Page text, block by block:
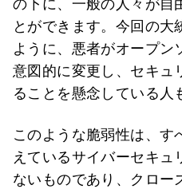
の下に、一般の人々が自
とができます。今回の大
ように、悪者がオープン
意図的に変更し、セキュ
ることを懸念している人
このような脆弱性は、す
えているサイバーセキュ
ないものであり、クロー